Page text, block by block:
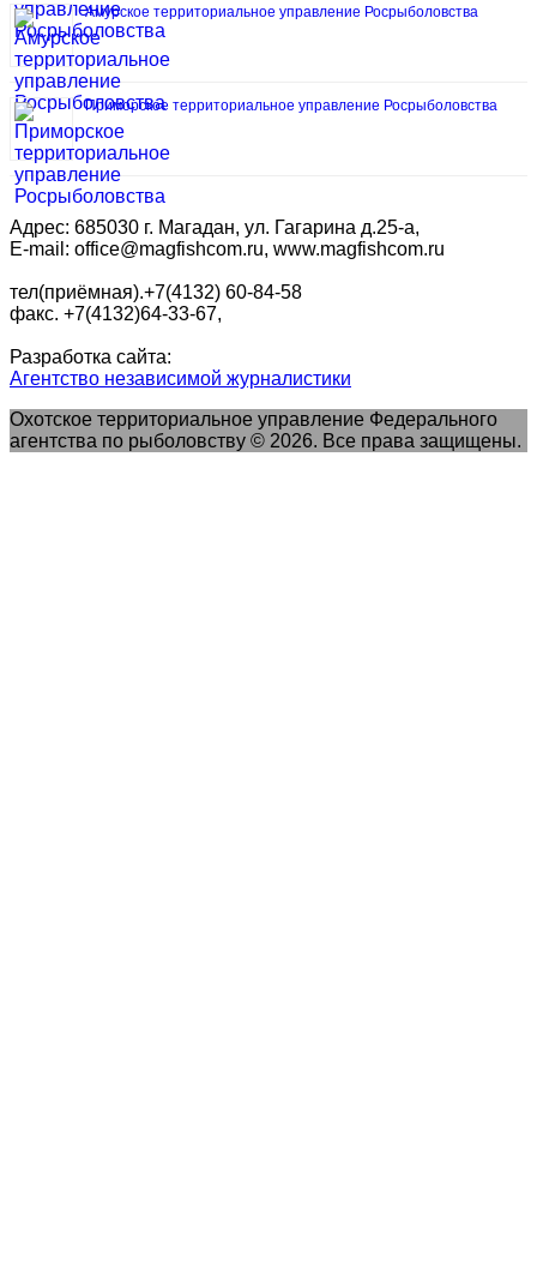
Амурское территориальное управление Росрыболовства
Приморское территориальное управление Росрыболовства
Адрес: 685030 г. Магадан, ул. Гагарина д.25-а,
E-mail: office@magfishcom.ru, www.magfishcom.ru
тел(приёмная).+7(4132) 60-84-58
факс. +7(4132)64-33-67,
Разработка сайта:
Агентство независимой журналистики
Охотское территориальное управление Федерального
агентства по рыболовству © 2026. Все права защищены.